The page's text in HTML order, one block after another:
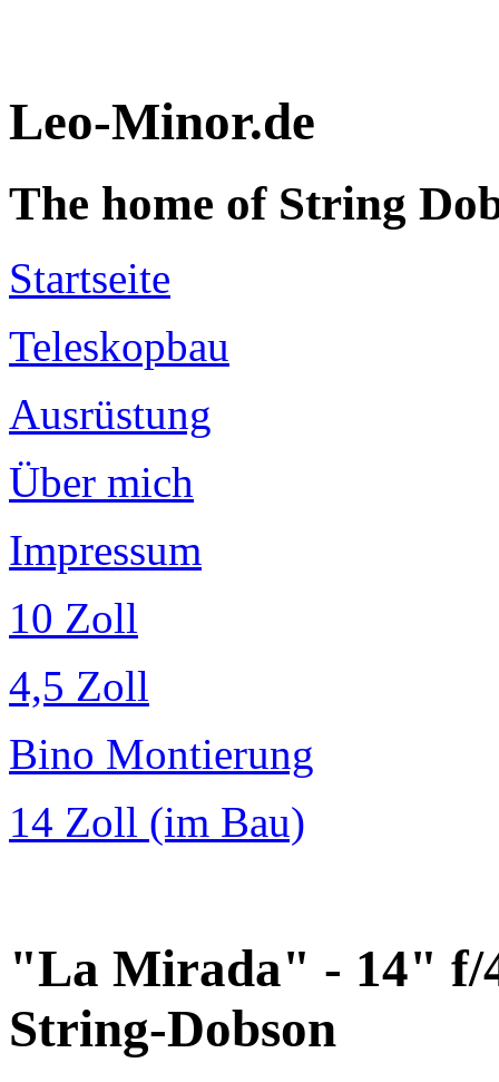
Leo-Minor.de
The home of String
Startseite
Teleskopbau
Ausrüstung
Über mich
Impressum
10 Zoll
4,5 Zoll
Bino Montierung
14 Zoll (im Bau)
"La Mirada" - 14" f/
String-Dobson